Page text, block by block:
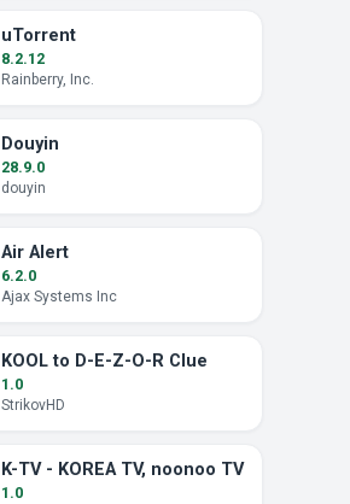
uTorrent
8.2.12
Rainberry, Inc.
Douyin
28.9.0
douyin
Air Alert
6.2.0
Ajax Systems Inc
KOOL to D-E-Z-O-R Clue
1.0
StrikovHD
K-TV - KOREA TV, noonoo TV
1.0